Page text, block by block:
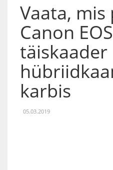
Vaata,
Canon
täiskaader
karbis
05.03.2019